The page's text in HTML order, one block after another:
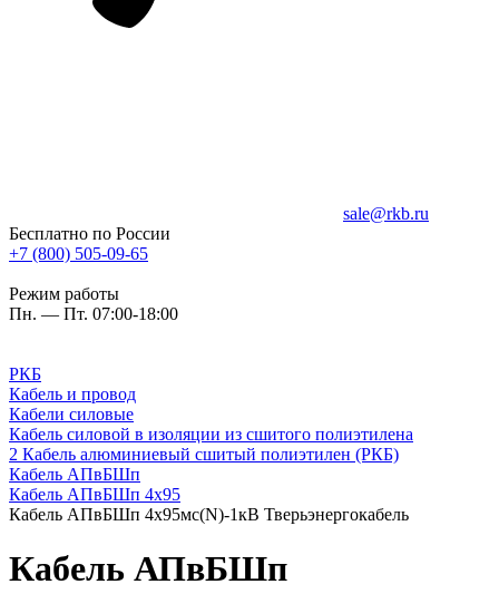
sale@rkb.ru
Бесплатно по России
+7 (800) 505-09-65
Режим работы
Пн. — Пт. 07:00-18:00
РКБ
Кабель и провод
Кабели силовые
Кабель силовой в изоляции из сшитого полиэтилена
2 Кабель алюминиевый сшитый полиэтилен (РКБ)
Кабель АПвБШп
Кабель АПвБШп 4х95
Кабель АПвБШп 4х95мс(N)-1кВ Тверьэнергокабель
Кабель АПвБШп